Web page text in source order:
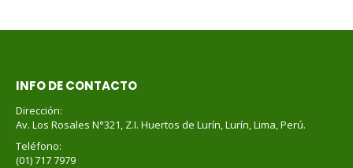
INFO DE CONTACTO
Dirección:
Av. Los Rosales N°321, Z.I. Huertos de Lurín, Lurín, Lima, Perú.
Teléfono:
(01) 717 7979